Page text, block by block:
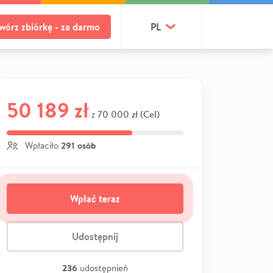
zbiórkę - za darmo PL
50 189 zł z 70 000 zł (Cel)
Wpłaciło 291 osób
Wpłać teraz
Udostępnij
236 udostępnień